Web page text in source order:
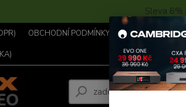
Sleva 6%
OBCHODNÍ PODMÍNKY ... KONTAKTY